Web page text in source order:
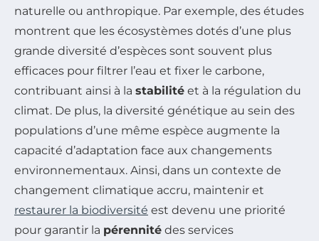
naturelle ou anthropique. Par exemple, des études
montrent que les écosystèmes dotés d’une plus
grande diversité d’espèces sont souvent plus
efficaces pour filtrer l’eau et fixer le carbone,
contribuant ainsi à la stabilité et à la régulation du
climat. De plus, la diversité génétique au sein des
populations d’une même espèce augmente la
capacité d’adaptation face aux changements
environnementaux. Ainsi, dans un contexte de
changement climatique accru, maintenir et
restaurer la biodiversité est devenu une priorité
pour garantir la pérennité des services